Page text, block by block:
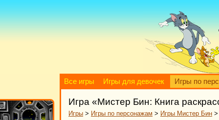
Все игры Игры для девочек Игры по
Игра «Мистер Бин: Книга
Игры > Игры по персонажам > Игры Мистер Бин >